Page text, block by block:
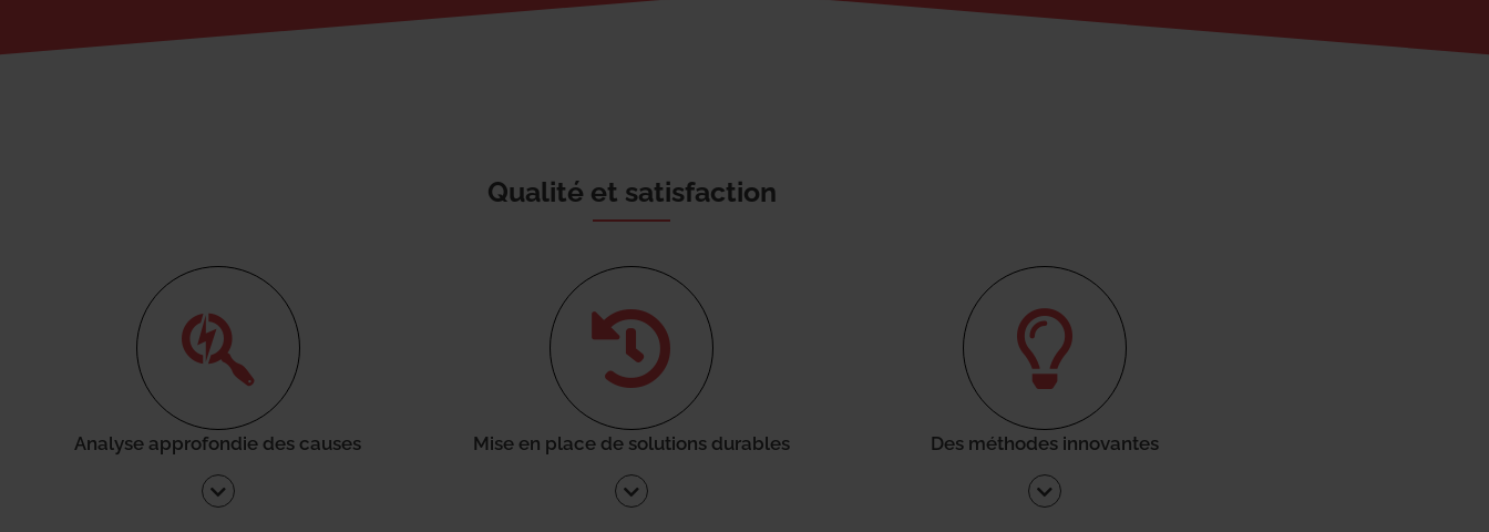
Qualité et satisfaction
Analyse approfondie des causes Mise en place de solutions durables Des méthodes innovantes